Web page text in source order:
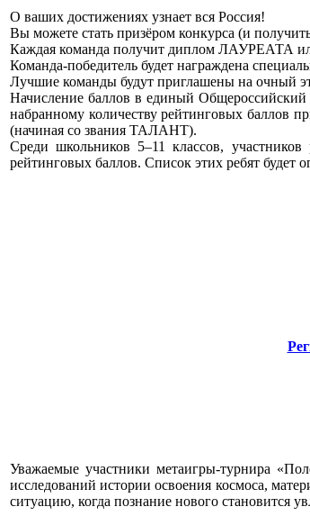
О ваших достижениях узнает вся Россия!
Вы можете стать призёром конкурса (и
Каждая команда получит диплом ЛАУРЕАТА
Команда-победитель будет награждена
Лучшие команды будут приглашены на очный
Начисление баллов в единый Общероссийский
набранному количеству рейтинговых
(начиная со звания ТАЛАНТ).
Среди школьников 5–11 классов,
рейтинговых баллов. Список этих ребят будет
Уважаемые участники метаигры-турнира
исследований истории освоения космоса,
ситуацию, когда познание нового становится